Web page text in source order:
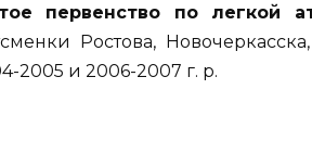
первенство по легкой
Ростова,
2005 и 2006-2007 г. р.